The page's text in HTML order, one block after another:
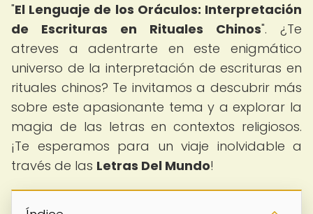
"El Lenguaje de los Oráculos: Interpretación
de Escrituras en Rituales Chinos". ¿Te
atreves a adentrarte en este enigmático
universo de la interpretación de escrituras en
rituales chinos? Te invitamos a descubrir más
sobre este apasionante tema y a explorar la
magia de las letras en contextos religiosos.
¡Te esperamos para un viaje inolvidable a
través de las Letras Del Mundo!